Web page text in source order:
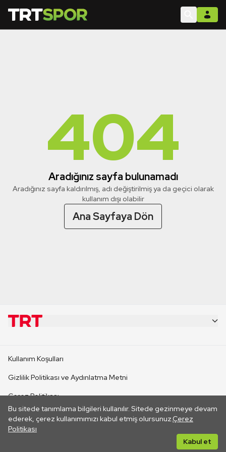
404
Aradığınız sayfa bulunamadı
Aradığınız sayfa kaldırılmış, adı değiştirilmiş ya da geçici olarak
kullanım dışı olabilir
Ana Sayfaya Dön
Bu sitede tanımlama bilgileri kullanılır. Sitede gezinmeye devam
ederek, çerez kullanımımızı kabul etmiş olursunuz.Çerez
Politikası
Kabul et
CANLI YAYINLAR
Kullanım Koşulları
Gizlilik Politikası ve Aydınlatma Metni
Çerez Politikası
İletişim
Her hakkı saklıdır. ©2026 TRT. Bağlantı yoluyla gidilen dış